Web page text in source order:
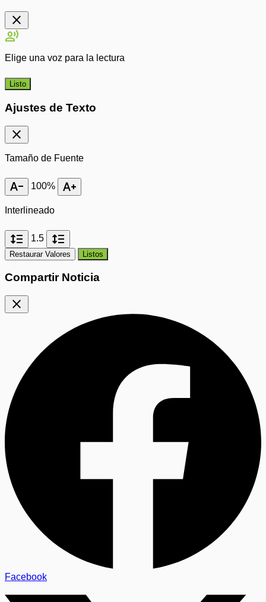
close
record_voice_over
Elige una voz para la lectura
Listo
Ajustes de Texto
close
Tamaño de Fuente
text_decrease 100% text_increase
Interlineado
format_line_spacing 1.5 format_line_spacing
Restaurar Valores Listos
Compartir Noticia
close
Facebook